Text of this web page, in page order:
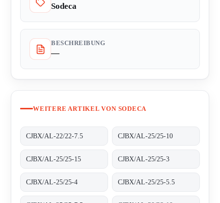
Sodeca
BESCHREIBUNG
—
WEITERE ARTIKEL VON SODECA
CJBX/AL-22/22-7.5 CJBX/AL-25/25-10
CJBX/AL-25/25-15 CJBX/AL-25/25-3
CJBX/AL-25/25-4 CJBX/AL-25/25-5.5